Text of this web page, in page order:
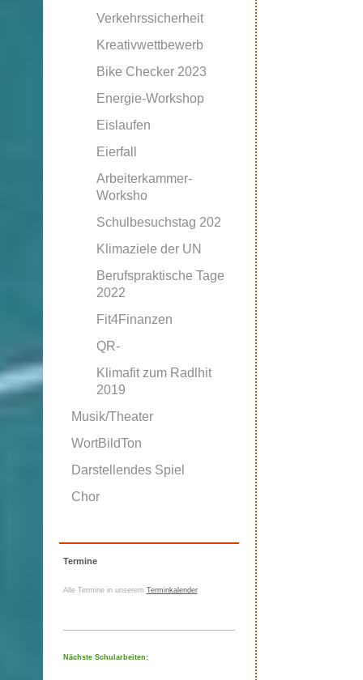
Verkehrssicherheit
Kreativwettbewerb
Bike Checker 2023
Energie-Workshop
Eislaufen
Eierfall
Arbeiterkammer-
Worksho
Schulbesuchstag 202
Klimaziele der UN
Berufspraktische Tage
2022
Fit4Finanzen
QR-
Klimafit zum Radlhit
2019
Musik/Theater
WortBildTon
Darstellendes Spiel
Chor
Termine
Alle Termine in unserem Terminkalender
Nächste Schularbeiten: